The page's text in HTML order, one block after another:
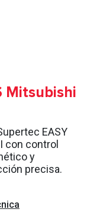
Mitsubishi
EASY
con control
y
precisa.